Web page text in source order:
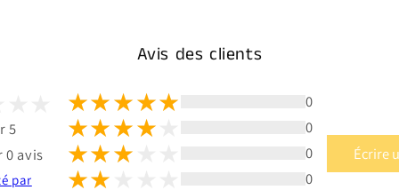
Avis des clients
5
0 avis
par
0
0
0
0
Écrire